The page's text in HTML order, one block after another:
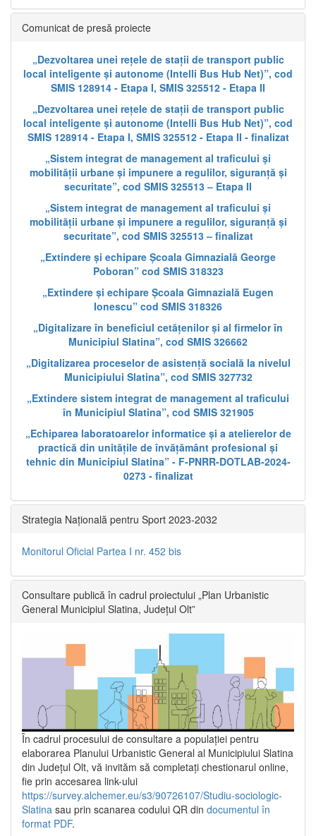
Comunicat de presă proiecte
„Dezvoltarea unei rețele de stații de transport public
local inteligente și autonome (Intelli Bus Hub Net)”, cod
SMIS 128914 - Etapa I, SMIS 325512 - Etapa II
„Dezvoltarea unei rețele de stații de transport public
local inteligente și autonome (Intelli Bus Hub Net)”, cod
SMIS 128914 - Etapa I, SMIS 325512 - Etapa II - finalizat
„Sistem integrat de management al traficului și
mobilității urbane și impunere a regulilor, siguranță și
securitate”, cod SMIS 325513 – Etapa II
„Sistem integrat de management al traficului și
mobilității urbane și impunere a regulilor, siguranță și
securitate”, cod SMIS 325513 – finalizat
„Extindere și echipare Școala Gimnazială George
Poboran” cod SMIS 318323
„Extindere și echipare Școala Gimnazială Eugen
Ionescu” cod SMIS 318326
„Digitalizare în beneficiul cetățenilor și al firmelor în
Municipiul Slatina”, cod SMIS 326662
„Digitalizarea proceselor de asistență socială la nivelul
Municipiului Slatina”, cod SMIS 327732
„Extindere sistem integrat de management al traficului
în Municipiul Slatina”, cod SMIS 321905
„Echiparea laboratoarelor informatice și a atelierelor de
practică din unitățile de învățământ profesional și
tehnic din Municipiul Slatina” - F-PNRR-DOTLAB-2024-
0273 - finalizat
Strategia Națională pentru Sport 2023-2032
Monitorul Oficial Partea I nr. 452 bis
Consultare publică în cadrul proiectului „Plan Urbanistic
General Municipiul Slatina, Județul Olt”
În cadrul procesului de consultare a populaţiei pentru
elaborarea Planului Urbanistic General al Municipiului Slatina
din Județul Olt, vă invităm să completați chestionarul online,
fie prin accesarea link-ului
https://survey.alchemer.eu/s3/90726107/Studiu-sociologic-
Slatina sau prin scanarea codului QR din documentul în
format PDF.